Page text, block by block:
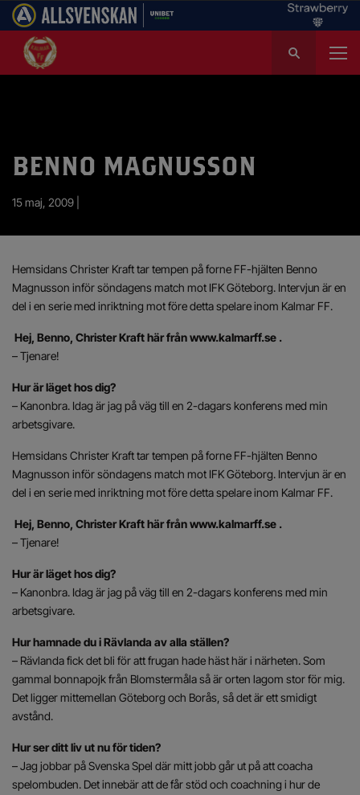
k
BENNO MAGNUSSON
15 maj, 2009 |
Hemsidans Christer Kraft tar tempen på forne FF-hjälten Benno
Magnusson inför söndagens match mot IFK Göteborg. Intervjun är en
del i en serie med inriktning mot före detta spelare inom Kalmar FF.
Hej, Benno, Christer Kraft här från www.kalmarff.se .
– Tjenare!
Hur är läget hos dig?
– Kanonbra. Idag är jag på väg till en 2-dagars konferens med min
arbetsgivare.
Hemsidans Christer Kraft tar tempen på forne FF-hjälten Benno
Magnusson inför söndagens match mot IFK Göteborg. Intervjun är en
del i en serie med inriktning mot före detta spelare inom Kalmar FF.
Hej, Benno, Christer Kraft här från www.kalmarff.se .
– Tjenare!
Hur är läget hos dig?
– Kanonbra. Idag är jag på väg till en 2-dagars konferens med min
arbetsgivare.
Hur hamnade du i Rävlanda av alla ställen?
– Rävlanda fick det bli för att frugan hade häst här i närheten. Som
gammal bonnapojk från Blomstermåla så är orten lagom stor för mig.
Det ligger mittemellan Göteborg och Borås, så det är ett smidigt
avstånd.
Hur ser ditt liv ut nu för tiden?
– Jag jobbar på Svenska Spel där mitt jobb går ut på att coacha
spelombuden. Det innebär att de får stöd och coachning i hur de